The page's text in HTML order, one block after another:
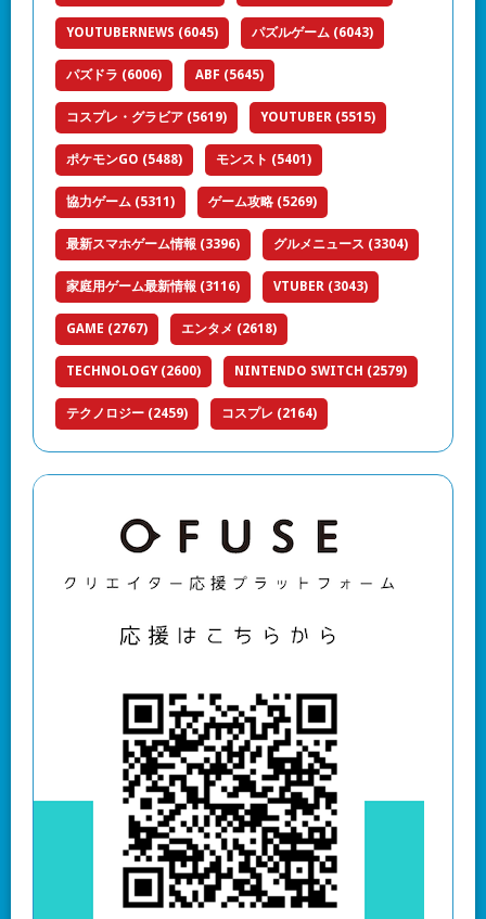
YOUTUBERNEWS (6045) パズルゲーム (6043)
パズドラ (6006) ABF (5645)
コスプレ・グラビア (5619) YOUTUBER (5515)
ポケモンGO (5488) モンスト (5401)
協力ゲーム (5311) ゲーム攻略 (5269)
最新スマホゲーム情報 (3396) グルメニュース (3304)
家庭用ゲーム最新情報 (3116) VTUBER (3043)
GAME (2767) エンタメ (2618)
TECHNOLOGY(2600) NINTENDO SWITCH (2579)
テクノロジー (2459) コスプレ (2164)